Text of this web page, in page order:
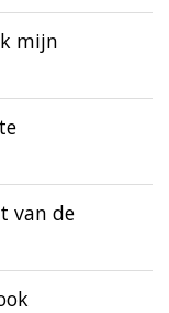
mijn
van de